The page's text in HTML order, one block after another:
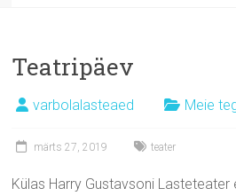
Teatripäev
varbolalasteaed Meie
märts 27, 2019 teater
Külas Harry Gustavsoni Lasteteater